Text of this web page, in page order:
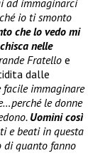
ad immaginarci
io ti smonto
che lo vedo mi
nelle
Fratelloe
dalle
facile immaginare
le donne
Uomini così
e beati in questa
di quanto fanno